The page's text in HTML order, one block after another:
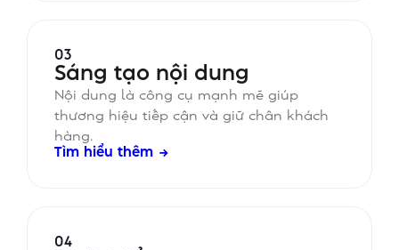
03
Sáng tạo nội dung
Nội dung là công cụ mạnh mẽ giúp
thương hiệu tiếp cận và giữ chân khách
hàng.
Tìm hiểu thêm →
04